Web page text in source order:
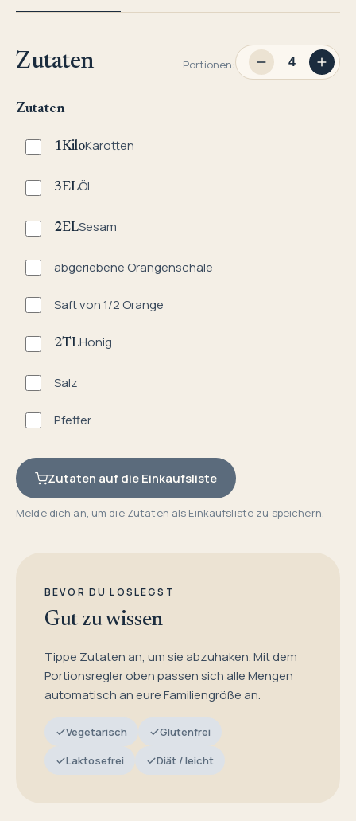
Zutaten Portionen:
Zutaten
1KiloKarotten
3ELÖl
2ELSesam
abgeriebene Orangenschale
Saft von 1/2 Orange
2TLHonig
Salz
Pfeffer
Zutaten auf die Einkaufsliste
Melde dich an, um die Zutaten als Einkaufsliste zu speichern.
BEVOR DU LOSLEGST
Gut zu wissen
Tippe Zutaten an, um sie abzuhaken. Mit dem
Portionsregler oben passen sich alle Mengen
automatisch an eure Familiengröße an.
Vegetarisch
Glutenfrei
Laktosefrei
Diät / leicht